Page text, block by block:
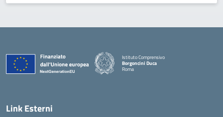
Istituto Comprensivo
Borgoncini Duca
Roma
Link Esterni